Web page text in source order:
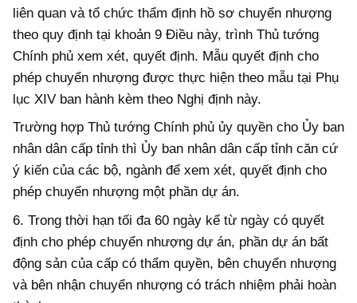
liên quan và tổ chức thẩm định hồ sơ chuyển nhượng
theo quy định tại khoản 9 Điều này, trình Thủ tướng
Chính phủ xem xét, quyết định. Mẫu quyết định cho
phép chuyển nhượng được thực hiện theo mẫu tại Phụ
lục XIV ban hành kèm theo Nghị định này.
Trường hợp Thủ tướng Chính phủ ủy quyền cho Ủy ban
nhân dân cấp tỉnh thì Ủy ban nhân dân cấp tỉnh căn cứ
ý kiến của các bộ, ngành để xem xét, quyết định cho
phép chuyển nhượng một phần dự án.
6. Trong thời hạn tối đa 60 ngày kể từ ngày có quyết
định cho phép chuyển nhượng dự án, phần dự án bất
động sản của cấp có thẩm quyền, bên chuyển nhượng
và bên nhận chuyển nhượng có trách nhiệm phải hoàn